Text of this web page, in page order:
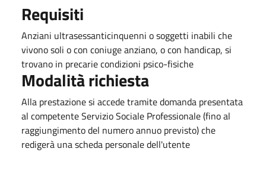
Requisiti
Anziani ultrasessanticinquenni o soggetti inabili che
vivono soli o con coniuge anziano, o con handicap, si
trovano in precarie condizioni psico-fisiche
Modalità richiesta
Alla prestazione si accede tramite domanda presentata
al competente Servizio Sociale Professionale (fino al
raggiungimento del numero annuo previsto) che
redigerà una scheda personale dell'utente